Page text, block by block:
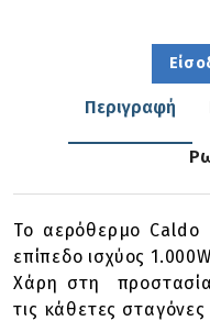
Περιγραφή
Το αερόθερμο Caldo
επίπεδο ισχύος
Χάρη στη
τις κάθετες